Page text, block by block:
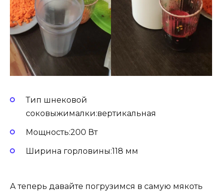
Тип шнековой
соковыжималки:вертикальная
Мощность:200 Вт
Ширина горловины:118 мм
А теперь давайте погрузимся в самую мякоть